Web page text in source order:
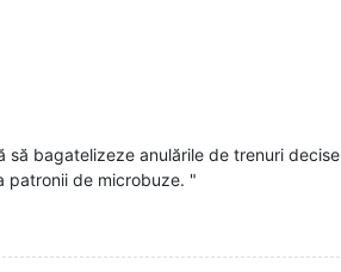
să bagatelizeze anulările de trenuri decise
patronii de microbuze. "